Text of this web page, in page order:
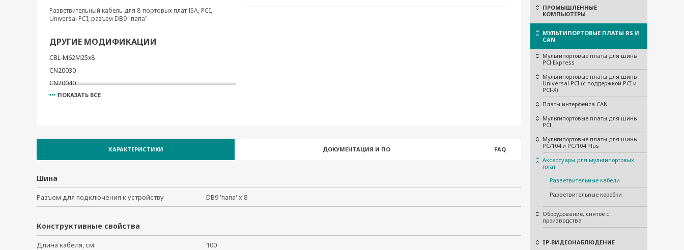
ПРОМЫШЛЕННЫЕ
КОМПЬЮТЕРЫ
МУЛЬТИПОРТОВЫЕ ПЛАТЫ RS И
CAN
Мультипортовые платы для шины
PCI Express
Мультипортовые платы для шины
Universal PCI (с поддержкой PCI и
PCI-X)
Платы интерфейса CAN
Мультипортовые платы для шины
PCI
Мультипортовые платы для шины
PC/104 и PC/104 Plus
Аксессуары для мультипортовых
плат
Разветвительные кабели
Разветвительные коробки
Оборудование, снятое с
производства
IP-ВИДЕОНАБЛЮДЕНИЕ
Разветвительный кабель для 8-портовых плат ISA, PCI,
Universal PCI, разъем DB9 "папа"
ДРУГИЕ МОДИФИКАЦИИ
CBL-M62M25x8
CN20030
CN20040
CBL-M68M9x8
CBL-M44M9x4-50
CBL-M78M25x8-300
ПОКАЗАТЬ ВСЕ
ХАРАКТЕРИСТИКИ ДОКУМЕНТАЦИЯ И ПО FAQ
Шина
Разъем для подключения к устройству DB9 'папа' x 8
Конструктивные свойства
Длина кабеля, см 100